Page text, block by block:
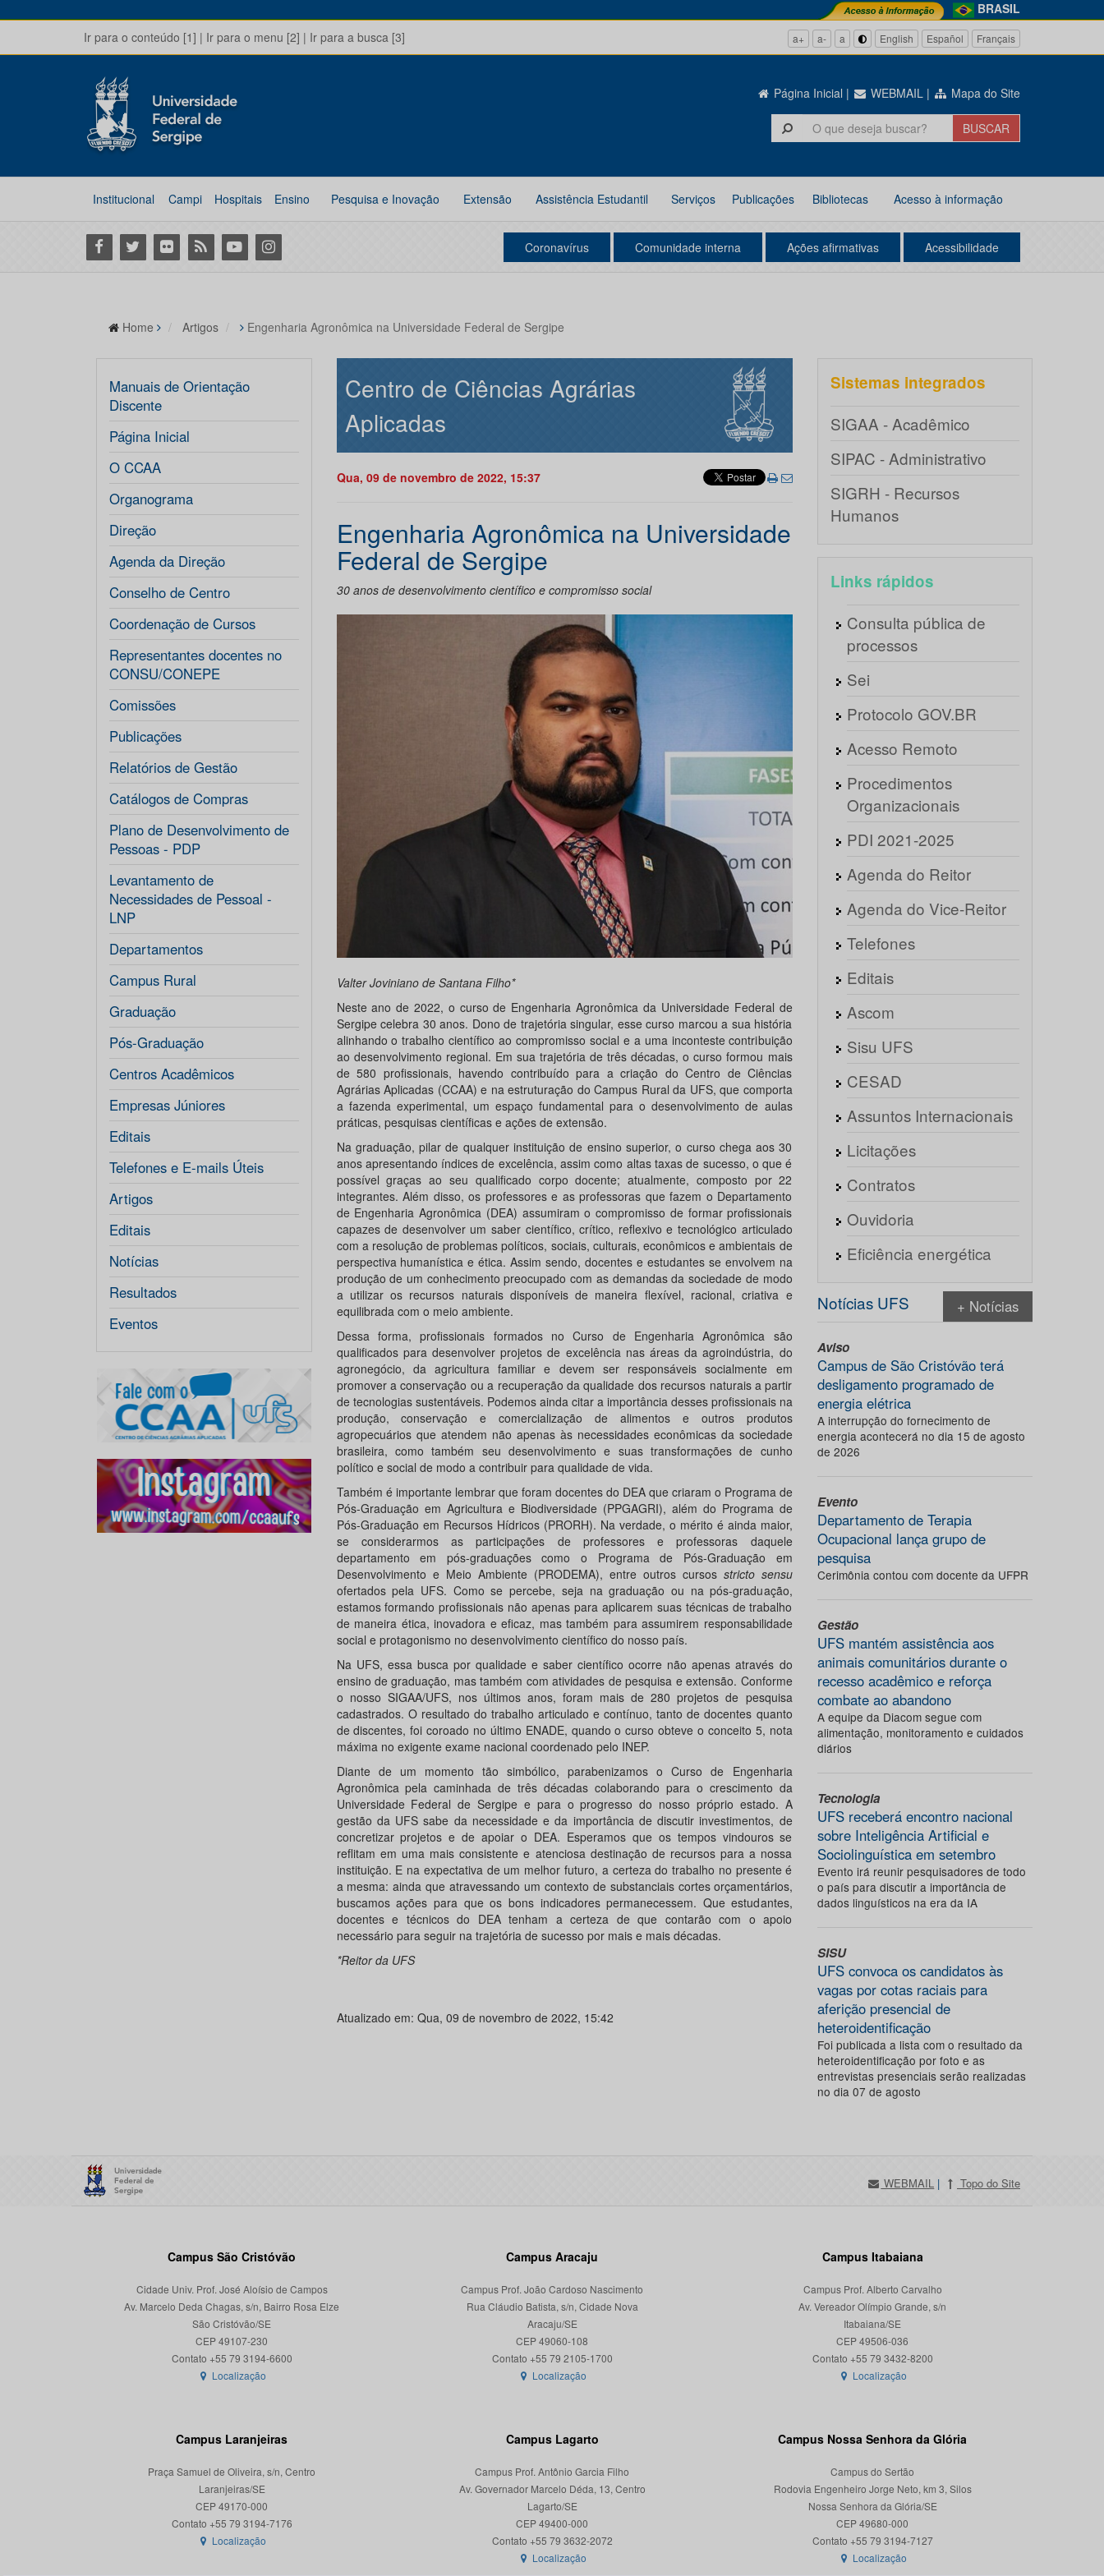
BRASIL
Ir para o conteúdo [1] | Ir para o menu [2] | Ir para a busca [3] a+ a- a English Español Français
Página Inicial | WEBMAIL | Mapa do Site
Institucional Campi Hospitais Ensino Pesquisa e Inovação Extensão Assistência Estudantil Serviços Publicações Bibliotecas Acesso à informação
Facebook
Twitter Flickr RSS YoutubeInstagram Coronavírus Comunidade interna Ações afirmativas Acessibilidade
Home Artigos Engenharia Agronômica na Universidade Federal de Sergipe
Manuais de Orientação
Discente
Página Inicial
O CCAA
Organograma
Direção
Agenda da Direção
Conselho de Centro
Coordenação de Cursos
Representantes docentes no
CONSU/CONEPE
Comissões
Publicações
Relatórios de Gestão
Catálogos de Compras
Plano de Desenvolvimento de
Pessoas - PDP
Levantamento de
Necessidades de Pessoal -
LNP
Departamentos
Campus Rural
Graduação
Pós-Graduação
Centros Acadêmicos
Empresas Júniores
Editais
Telefones e E-mails Úteis
Artigos
Editais
Notícias
Resultados
Eventos
Centro de Ciências Agrárias
Aplicadas
Qua, 09 de novembro de 2022, 15:37
Engenharia Agronômica na Universidade
Federal de Sergipe
30 anos de desenvolvimento científico e compromisso social
Valter Joviniano de Santana Filho*
Neste ano de 2022, o curso de Engenharia Agronômica da Universidade Federal de
Sergipe celebra 30 anos. Dono de trajetória singular, esse curso marcou a sua história
alinhando o trabalho científico ao compromisso social e a uma inconteste contribuição
ao desenvolvimento regional. Em sua trajetória de três décadas, o curso formou mais
de 580 profissionais, havendo contribuído para a criação do Centro de Ciências
Agrárias Aplicadas (CCAA) e na estruturação do Campus Rural da UFS, que comporta
a fazenda experimental, um espaço fundamental para o desenvolvimento de aulas
práticas, pesquisas científicas e ações de extensão.
Na graduação, pilar de qualquer instituição de ensino superior, o curso chega aos 30
anos apresentando índices de excelência, assim como altas taxas de sucesso, o que é
possível graças ao seu qualificado corpo docente; atualmente, composto por 22
integrantes. Além disso, os professores e as professoras que fazem o Departamento
de Engenharia Agronômica (DEA) assumiram o compromisso de formar profissionais
capazes de desenvolver um saber científico, crítico, reflexivo e tecnológico articulado
com a resolução de problemas políticos, sociais, culturais, econômicos e ambientais de
perspectiva humanística e ética. Assim sendo, docentes e estudantes se envolvem na
produção de um conhecimento preocupado com as demandas da sociedade de modo
a utilizar os recursos naturais disponíveis de maneira flexível, racional, criativa e
equilibrada com o meio ambiente.
Dessa forma, profissionais formados no Curso de Engenharia Agronômica são
qualificados para desenvolver projetos de excelência nas áreas da agroindústria, do
agronegócio, da agricultura familiar e devem ser responsáveis socialmente em
promover a conservação ou a recuperação da qualidade dos recursos naturais a partir
de tecnologias sustentáveis. Podemos ainda citar a importância desses profissionais na
produção, conservação e comercialização de alimentos e outros produtos
agropecuários que atendem não apenas às necessidades econômicas da sociedade
brasileira, como também seu desenvolvimento e suas transformações de cunho
político e social de modo a contribuir para qualidade de vida.
Também é importante lembrar que foram docentes do DEA que criaram o Programa de
Pós-Graduação em Agricultura e Biodiversidade (PPGAGRI), além do Programa de
Pós-Graduação em Recursos Hídricos (PRORH). Na verdade, o mérito é ainda maior,
se considerarmos as participações de professores e professoras daquele
departamento em pós-graduações como o Programa de Pós-Graduação em
Desenvolvimento e Meio Ambiente (PRODEMA), entre outros cursos stricto sensu
ofertados pela UFS. Como se percebe, seja na graduação ou na pós-graduação,
estamos formando profissionais não apenas para aplicarem suas técnicas de trabalho
de maneira ética, inovadora e eficaz, mas também para assumirem responsabilidade
social e protagonismo no desenvolvimento científico do nosso país.
Na UFS, essa busca por qualidade e saber científico ocorre não apenas através do
ensino de graduação, mas também com atividades de pesquisa e extensão. Conforme
o nosso SIGAA/UFS, nos últimos anos, foram mais de 280 projetos de pesquisa
cadastrados. O resultado do trabalho articulado e contínuo, tanto de docentes quanto
de discentes, foi coroado no último ENADE, quando o curso obteve o conceito 5, nota
máxima no exigente exame nacional coordenado pelo INEP.
Diante de um momento tão simbólico, parabenizamos o Curso de Engenharia
Agronômica pela caminhada de três décadas colaborando para o crescimento da
Universidade Federal de Sergipe e para o progresso do nosso próprio estado. A
gestão da UFS sabe da necessidade e da importância de discutir investimentos, de
concretizar projetos e de apoiar o DEA. Esperamos que os tempos vindouros se
reflitam em uma mais consistente e atenciosa destinação de recursos para a nossa
instituição. E na expectativa de um melhor futuro, a certeza do trabalho no presente é
a mesma: ainda que atravessando um contexto de substanciais cortes orçamentários,
buscamos ações para que os bons indicadores permanecessem. Que estudantes,
docentes e técnicos do DEA tenham a certeza de que contarão com o apoio
necessário para seguir na trajetória de sucesso por mais e mais décadas.
*Reitor da UFS
Atualizado em: Qua, 09 de novembro de 2022, 15:42
Sistemas integrados
SIGAA - Acadêmico
SIPAC - Administrativo
SIGRH - Recursos
Humanos
Links rápidos
Consulta pública de
processos
Sei
Protocolo GOV.BR
Acesso Remoto
Procedimentos
Organizacionais
PDI 2021-2025
Agenda do Reitor
Agenda do Vice-Reitor
Telefones
Editais
Ascom
Sisu UFS
CESAD
Assuntos Internacionais
Licitações
Contratos
Ouvidoria
Eficiência energética
Notícias UFS + Notícias
Aviso
Campus de São Cristóvão terá
desligamento programado de
energia elétrica
A interrupção do fornecimento de
energia acontecerá no dia 15 de agosto
de 2026
Evento
Departamento de Terapia
Ocupacional lança grupo de
pesquisa
Cerimônia contou com docente da UFPR
Gestão
UFS mantém assistência aos
animais comunitários durante o
recesso acadêmico e reforça
combate ao abandono
A equipe da Diacom segue com
alimentação, monitoramento e cuidados
diários
Tecnologia
UFS receberá encontro nacional
sobre Inteligência Artificial e
Sociolinguística em setembro
Evento irá reunir pesquisadores de todo
o país para discutir a importância de
dados linguísticos na era da IA
SISU
UFS convoca os candidatos às
vagas por cotas raciais para
aferição presencial de
heteroidentificação
Foi publicada a lista com o resultado da
heteroidentificação por foto e as
entrevistas presenciais serão realizadas
no dia 07 de agosto
WEBMAIL | Topo do Site
Campus São Cristóvão
Cidade Univ. Prof. José Aloísio de Campos
Av. Marcelo Deda Chagas, s/n, Bairro Rosa Elze
São Cristóvão/SE
CEP 49107-230
Localização
Campus Aracaju
Campus Prof. João Cardoso Nascimento
Rua Cláudio Batista, s/n, Cidade Nova
Aracaju/SE
CEP 49060-108
Localização
Campus Itabaiana
Campus Prof. Alberto Carvalho
Av. Vereador Olímpio Grande, s/n
Itabaiana/SE
CEP 49506-036
Localização
Campus Laranjeiras
Praça Samuel de Oliveira, s/n, Centro
Laranjeiras/SE
CEP 49170-000
Localização
Campus Lagarto
Campus Prof. Antônio Garcia Filho
Av. Governador Marcelo Déda, 13, Centro
Lagarto/SE
CEP 49400-000
Localização
Campus Nossa Senhora da Glória
Campus do Sertão
Rodovia Engenheiro Jorge Neto, km 3, Silos
Nossa Senhora da Glória/SE
CEP 49680-000
Contato +55 79 3194-7127
Localização